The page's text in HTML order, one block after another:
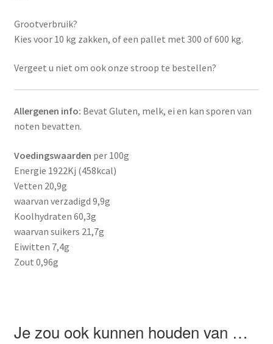
Grootverbruik?
Kies voor 10 kg zakken, of een pallet met 300 of 600 kg.
Vergeet u niet om ook onze stroop te bestellen?
Allergenen info: Bevat Gluten, melk, ei en kan sporen van
noten bevatten.
Voedingswaarden per 100g
Energie 1922Kj (458kcal)
Vetten 20,9g
waarvan verzadigd 9,9g
Koolhydraten 60,3g
waarvan suikers 21,7g
Eiwitten 7,4g
Zout 0,96g
Je zou ook kunnen houden van …